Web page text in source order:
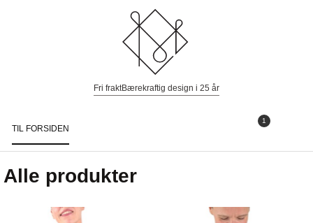
Fri fraktBærekraftig design i 25 år
1
TIL FORSIDEN
Alle produkter